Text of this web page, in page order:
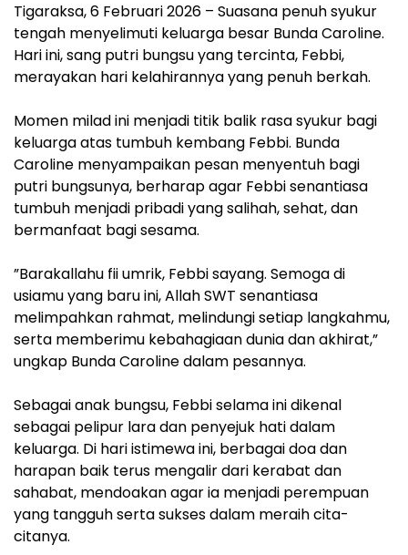
‎Tigaraksa, 6 Februari 2026 – Suasana penuh syukur
tengah menyelimuti keluarga besar Bunda Caroline.
Hari ini, sang putri bungsu yang tercinta, Febbi,
merayakan hari kelahirannya yang penuh berkah.
‎Momen milad ini menjadi titik balik rasa syukur bagi
keluarga atas tumbuh kembang Febbi. Bunda
Caroline menyampaikan pesan menyentuh bagi
putri bungsunya, berharap agar Febbi senantiasa
tumbuh menjadi pribadi yang salihah, sehat, dan
bermanfaat bagi sesama.
‎”Barakallahu fii umrik, Febbi sayang. Semoga di
usiamu yang baru ini, Allah SWT senantiasa
melimpahkan rahmat, melindungi setiap langkahmu,
serta memberimu kebahagiaan dunia dan akhirat,”
ungkap Bunda Caroline dalam pesannya.
‎Sebagai anak bungsu, Febbi selama ini dikenal
sebagai pelipur lara dan penyejuk hati dalam
keluarga. Di hari istimewa ini, berbagai doa dan
harapan baik terus mengalir dari kerabat dan
sahabat, mendoakan agar ia menjadi perempuan
yang tangguh serta sukses dalam meraih cita-
citanya.